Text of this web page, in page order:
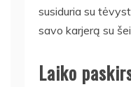
susiduria su
savo karjerą su
Laiko